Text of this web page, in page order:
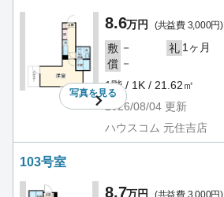
写真を見る
8.6万円 (共益費 3,000円)
敷 － 礼 1ヶ月
償 －
1階 / 1K / 21.62㎡
2026/08/04 更新
ハウスコム 元住吉店
103号室
8.7万円 (共益費 3,000円)